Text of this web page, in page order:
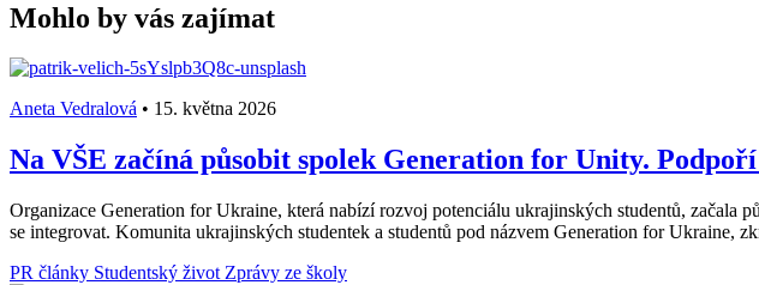
Mohlo by vás zajímat
Aneta Vedralová • 15. května 2026
Na VŠE začíná působit spolek Generation for Unity.
Organizace Generation for Ukraine, která nabízí rozvoj potenciálu ukrajinských studentů,
se integrovat. Komunita ukrajinských studentek a studentů pod názvem Generation for Ukraine,
PR články Studentský život Zprávy ze školy